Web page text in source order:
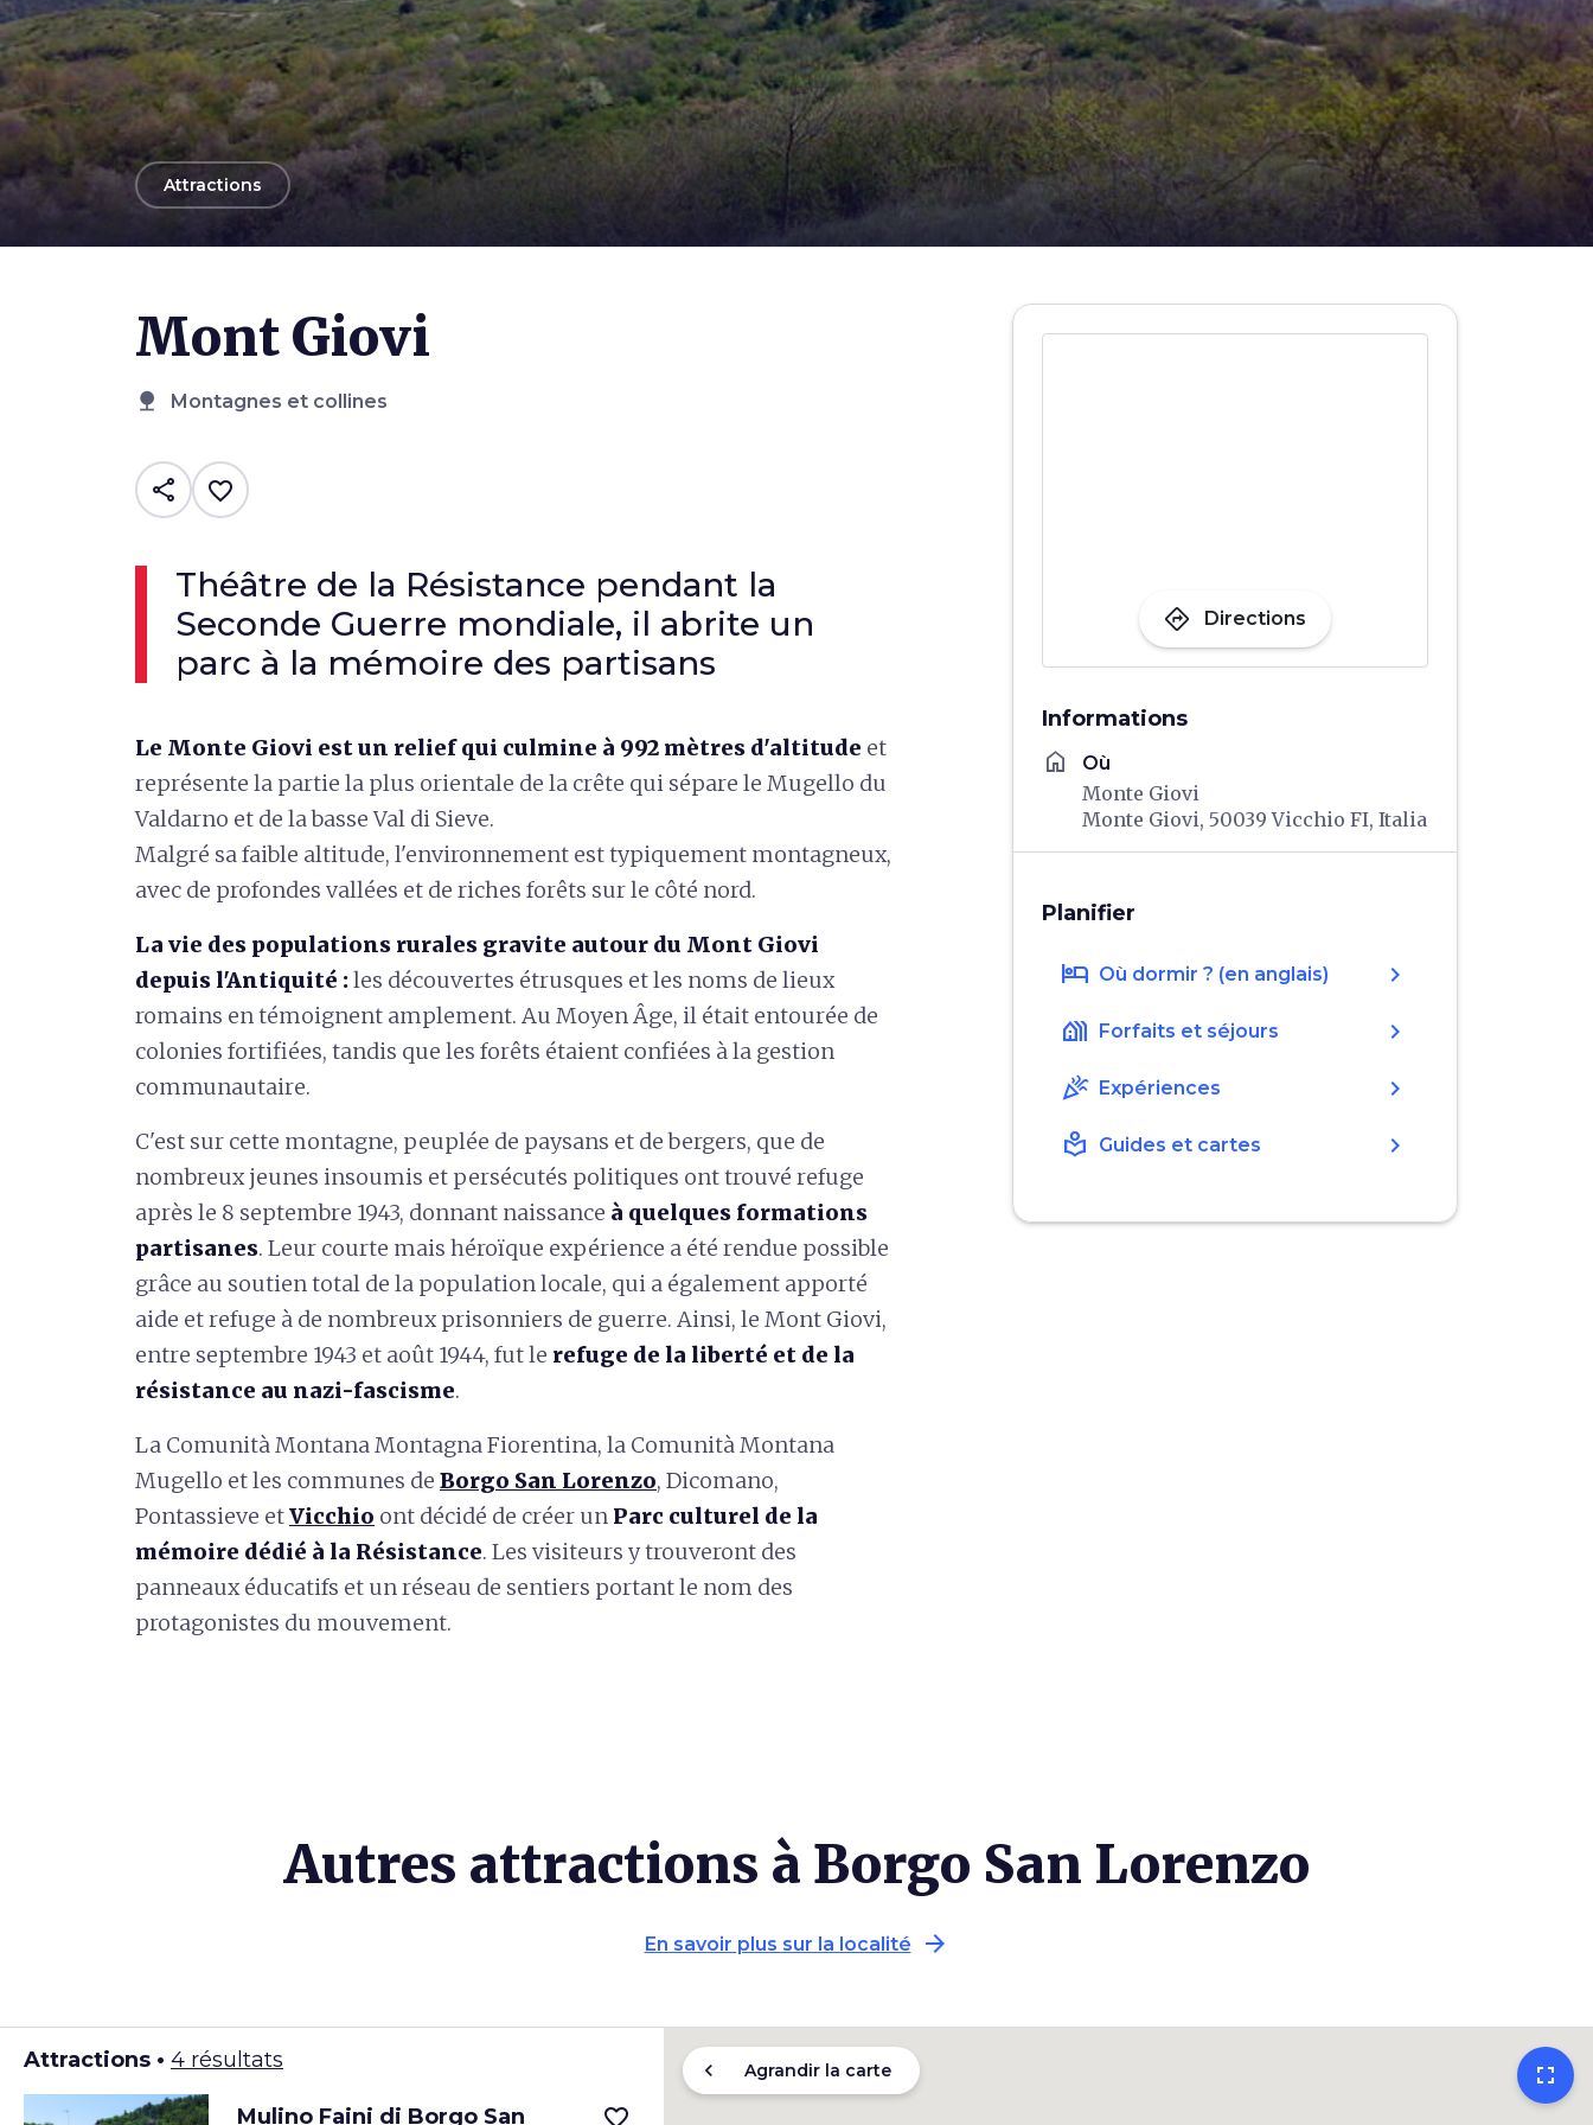
arrow_back
Attractions
Mont Giovi
nature Montagnes et collines
share favorite_border
Théâtre de la Résistance pendant la
Seconde Guerre mondiale, il abrite un
parc à la mémoire des partisans
Le Monte Giovi est un relief qui culmine à 992 mètres d'altitude et
représente la partie la plus orientale de la crête qui sépare le Mugello du
Valdarno et de la basse Val di Sieve.
Malgré sa faible altitude, l'environnement est typiquement montagneux,
avec de profondes vallées et de riches forêts sur le côté nord.
La vie des populations rurales gravite autour du Mont Giovi
depuis l'Antiquité :les découvertes étrusques et les noms de lieux
romains en témoignent amplement. Au Moyen Âge, il était entourée de
colonies fortifiées, tandis que les forêts étaient confiées à la gestion
communautaire.
C'est sur cette montagne, peuplée de paysans et de bergers, que de
nombreux jeunes insoumis et persécutés politiques ont trouvé refuge
après le 8 septembre 1943, donnant naissance à quelques formations
partisanes. Leur courte mais héroïque expérience a été rendue possible
grâce au soutien total de la population locale, qui a également apporté
aide et refuge à de nombreux prisonniers de guerre. Ainsi, le Mont Giovi,
entre septembre 1943 et août 1944, fut le refuge de la liberté et de la
résistance au nazi-fascisme.
La Comunità Montana Montagna Fiorentina, la Comunità Montana
Mugello et les communes de Borgo San Lorenzo, Dicomano,
Pontassieve etVicchio ont décidé de créer un Parc culturel de la
mémoire dédié à la Résistance. Les visiteurs y trouveront des
panneaux éducatifs et un réseau de sentiers portant le nom des
protagonistes du mouvement.
directions Directions
Informations
home Où
Monte Giovi
Monte Giovi, 50039 Vicchio FI, Italia
Planifier
hotel Où dormir ? (en anglais) chevron_right
holiday_village Forfaits et séjours chevron_right
celebration Expériences chevron_right
local_library Guides et cartes chevron_right
Autres attractions à Borgo San Lorenzo
En savoir plus sur la localité arrow_forward
Attractions • 4 résultats
Mulino Faini di Borgo San
favorite_border
fullscreen
chevron_left Agrandir la carte